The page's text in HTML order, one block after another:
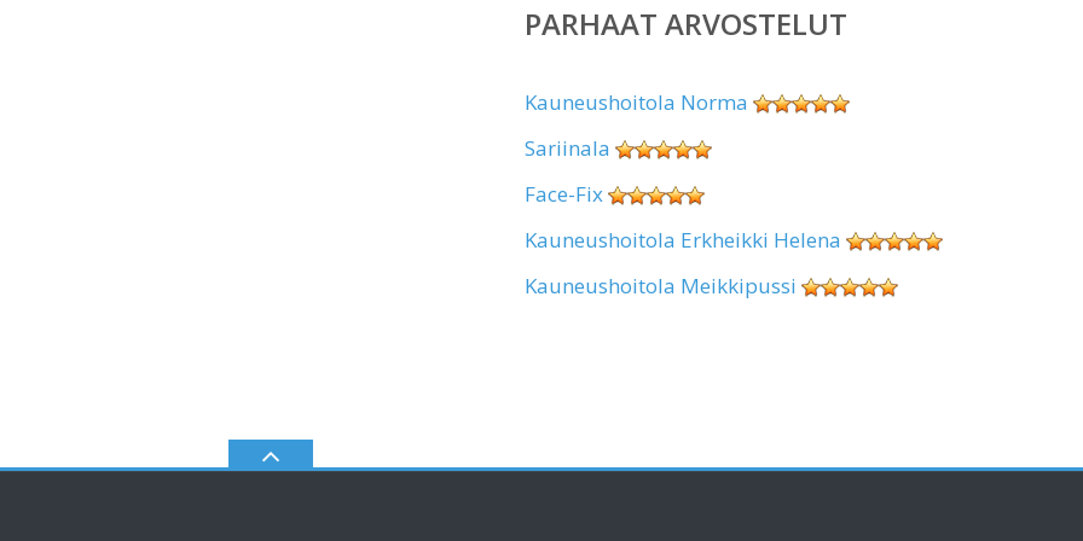
PARHAAT ARVOSTELUT
Kauneushoitola Norma
Sariinala
Face-Fix
Kauneushoitola Erkheikki Helena
Kauneushoitola Meikkipussi